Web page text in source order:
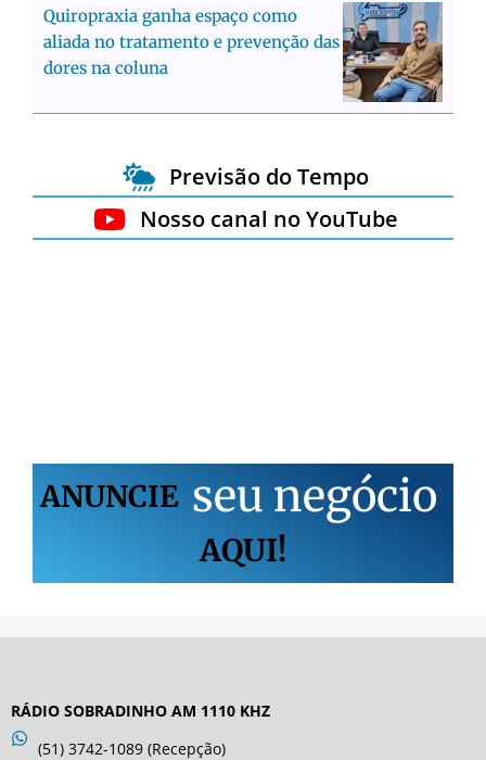
Quiropraxia ganha espaço como
aliada no tratamento e prevenção das
dores na coluna
Previsão do Tempo
Nosso canal no YouTube
ANUNCIE seu negócio
AQUI!
RÁDIO SOBRADINHO AM 1110 KHZ
(51) 3742-1089 (Recepção)